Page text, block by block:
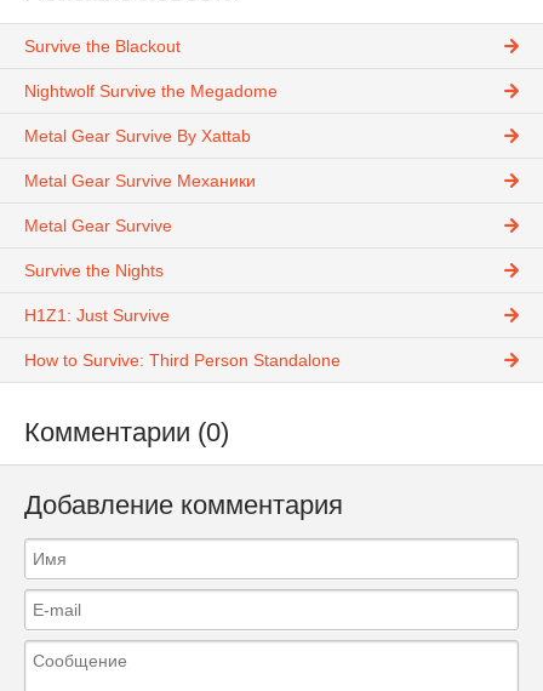
Survive the Blackout
Nightwolf Survive the Megadome
Metal Gear Survive By Xattab
Metal Gear Survive Механики
Metal Gear Survive
Survive the Nights
H1Z1: Just Survive
How to Survive: Third Person Standalone
Комментарии (0)
Добавление комментария